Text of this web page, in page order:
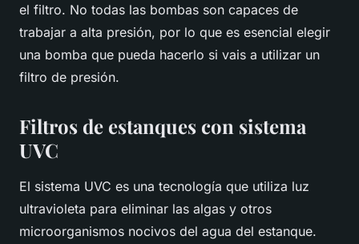
el filtro. No todas las bombas son capaces de
trabajar a alta presión, por lo que es esencial elegir
una bomba que pueda hacerlo si vais a utilizar un
filtro de presión.
Filtros de estanques con sistema
UVC
El sistema UVC es una tecnología que utiliza luz
ultravioleta para eliminar las algas y otros
microorganismos nocivos del agua del estanque.